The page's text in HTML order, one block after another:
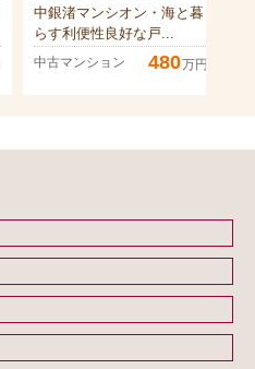
中銀渚マンシオン・海と暮
らす利便性良好な戸...
中古マンション 480万円